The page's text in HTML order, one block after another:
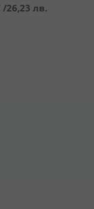
/26,23 лв.